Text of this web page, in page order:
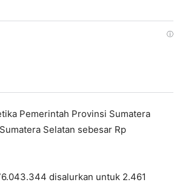
ⓘ
Pemerintah Provinsi Sumatera
Selatan sebesar Rp
disalurkan untuk 2.461